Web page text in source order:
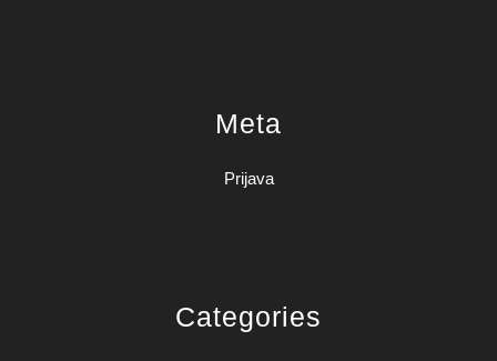
Meta
Prijava
Categories